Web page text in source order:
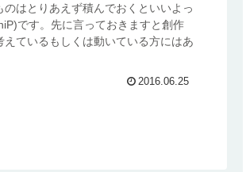
はとりあえず積んでおくといいよっ
です。先に言っておきますと創作
ているもしくは動いている方にはあ
2016.06.25